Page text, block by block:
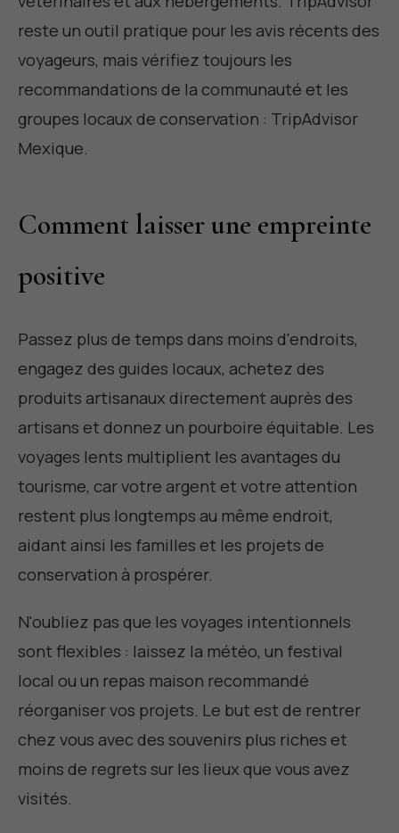
reste un outil pratique pour les avis récents des
voyageurs, mais vérifiez toujours les
recommandations de la communauté et les
groupes locaux de conservation : TripAdvisor
Mexique.
Comment laisser une empreinte
positive
Passez plus de temps dans moins d'endroits,
engagez des guides locaux, achetez des
produits artisanaux directement auprès des
artisans et donnez un pourboire équitable. Les
voyages lents multiplient les avantages du
tourisme, car votre argent et votre attention
restent plus longtemps au même endroit,
aidant ainsi les familles et les projets de
conservation à prospérer.
N'oubliez pas que les voyages intentionnels
sont flexibles : laissez la météo, un festival
local ou un repas maison recommandé
réorganiser vos projets. Le but est de rentrer
chez vous avec des souvenirs plus riches et
moins de regrets sur les lieux que vous avez
visités.